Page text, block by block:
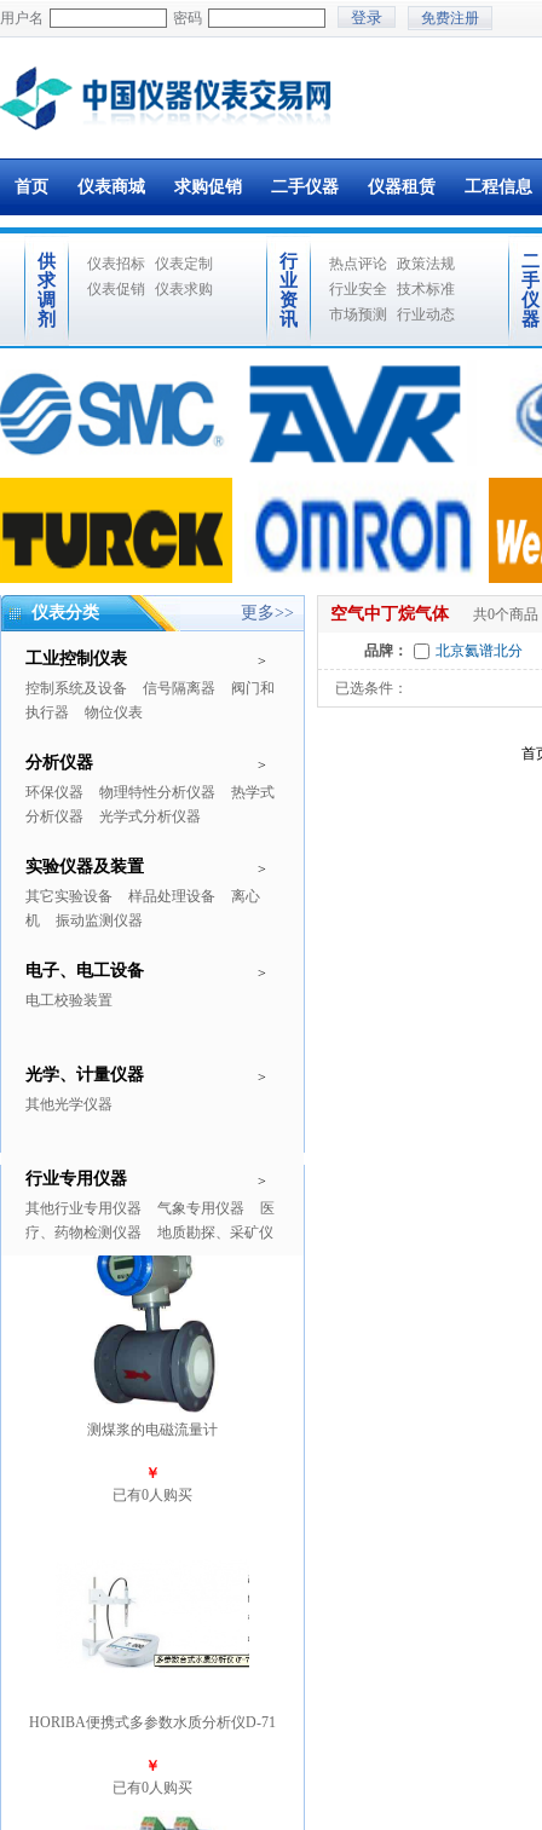
用户名 密码 免费注册
首页 仪表商城 求购促销 二手仪器 仪器租赁 工程信息
供
求
调
剂
仪表招标 仪表定制
仪表促销
仪表求购
行
业
资
讯
热点评论 政策法规
行业安全
技术标准
市场预测
行业动态
二
手
仪
器
仪表分类 更多>>
>
工业控制仪表
控制系统及设备 信号隔离器
阀门和
执行器
物位仪表
>
分析仪器
环保仪器 物理特性分析仪器
热学式
分析仪器
光学式分析仪器
>
实验仪器及装置
其它实验设备 样品处理设备
离心
机
振动监测仪器
>
电子、电工设备
电工校验装置
>
光学、计量仪器
其他光学仪器
>
行业专用仪器
其他行业专用仪器 气象专用仪器
医
疗、药物检测仪器
地质勘探、采矿仪
推广商品 更多>>
测煤浆的电磁流量计
￥
已有0人购买
HORIBA便携式多参数水质分析仪D-71
￥
已有0人购买
空气中丁烷气体 共0个商品
品牌： 北京氦谱北分
已选条件：
首